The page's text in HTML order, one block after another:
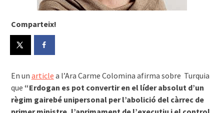
Comparteix!
En un article a l’Ara Carme Colomina afirma sobre Turquia
que “Erdogan es pot convertir en el líder absolut d’un
règim gairebé unipersonal per l’abolició del càrrec de